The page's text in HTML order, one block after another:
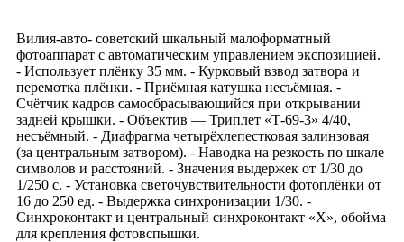
Вилия-авто- cоветский шкальный малоформатный
фотоаппарат с автоматическим управлением экспозицией.
- Использует плёнку 35 мм. - Курковый взвод затвора и
перемотка плёнки. - Приёмная катушка несъёмная. -
Счётчик кадров самосбрасывающийся при открывании
задней крышки. - Объектив — Триплет «Т-69-3» 4/40,
несъёмный. - Диафрагма четырёхлепестковая залинзовая
(за центральным затвором). - Наводка на резкость по шкале
символов и расстояний. - Значения выдержек от 1/30 до
1/250 с. - Установка светочувствительности фотоплёнки от
16 до 250 ед. - Выдержка синхронизации 1/30. -
Синхроконтакт и центральный синхроконтакт «X», обойма
для крепления фотовспышки.